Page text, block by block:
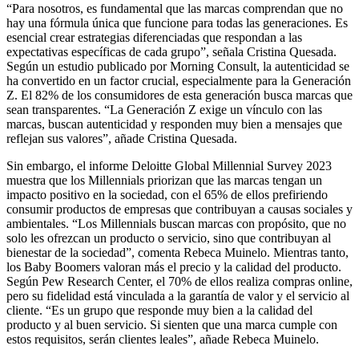
“Para nosotros, es fundamental que las marcas comprendan que no
hay una fórmula única que funcione para todas las generaciones. Es
esencial crear estrategias diferenciadas que respondan a las
expectativas específicas de cada grupo”, señala Cristina Quesada.
Según un estudio publicado por Morning Consult, la autenticidad se
ha convertido en un factor crucial, especialmente para la Generación
Z. El 82% de los consumidores de esta generación busca marcas que
sean transparentes. “La Generación Z exige un vínculo con las
marcas, buscan autenticidad y responden muy bien a mensajes que
reflejan sus valores”, añade Cristina Quesada.
Sin embargo, el informe Deloitte Global Millennial Survey 2023
muestra que los Millennials priorizan que las marcas tengan un
impacto positivo en la sociedad, con el 65% de ellos prefiriendo
consumir productos de empresas que contribuyan a causas sociales y
ambientales. “Los Millennials buscan marcas con propósito, que no
solo les ofrezcan un producto o servicio, sino que contribuyan al
bienestar de la sociedad”, comenta Rebeca Muinelo. Mientras tanto,
los Baby Boomers valoran más el precio y la calidad del producto.
Según Pew Research Center, el 70% de ellos realiza compras online,
pero su fidelidad está vinculada a la garantía de valor y el servicio al
cliente. “Es un grupo que responde muy bien a la calidad del
producto y al buen servicio. Si sienten que una marca cumple con
estos requisitos, serán clientes leales”, añade Rebeca Muinelo.